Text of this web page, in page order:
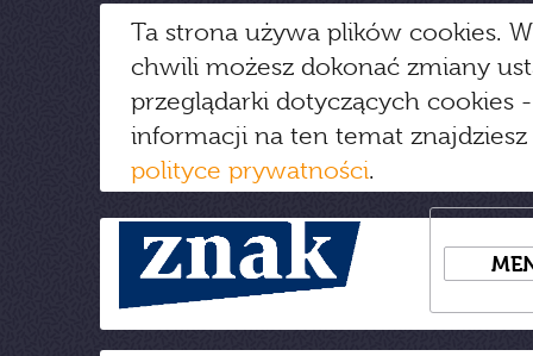
Ta strona używa plików cookies.
chwili możesz dokonać zmiany
przeglądarki dotyczących cookies
informacji na ten temat
polityce prywatności.